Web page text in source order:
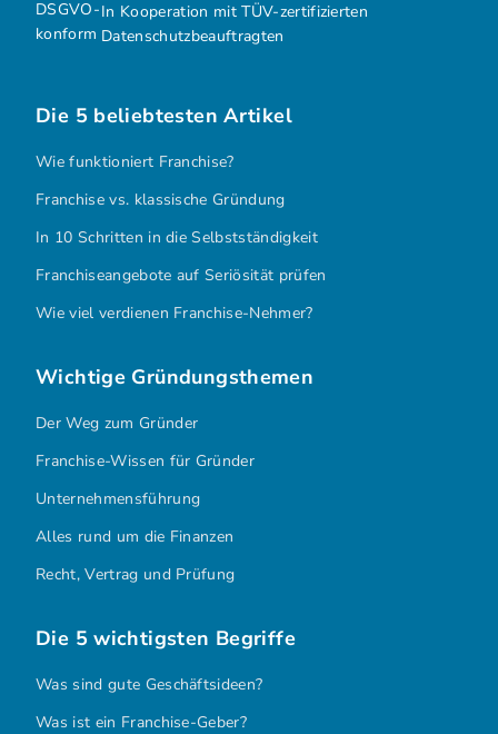
In Kooperation mit TÜV-zertifizierten
Datenschutzbeauftragten
Die 5 beliebtesten Artikel
Wie funktioniert Franchise?
Franchise vs. klassische Gründung
In 10 Schritten in die Selbstständigkeit
Franchiseangebote auf Seriösität prüfen
Wie viel verdienen Franchise-Nehmer?
Wichtige Gründungsthemen
Der Weg zum Gründer
Franchise-Wissen für Gründer
Unternehmensführung
Alles rund um die Finanzen
Recht, Vertrag und Prüfung
Die 5 wichtigsten Begriffe
Was sind gute Geschäftsideen?
Was ist ein Franchise-Geber?